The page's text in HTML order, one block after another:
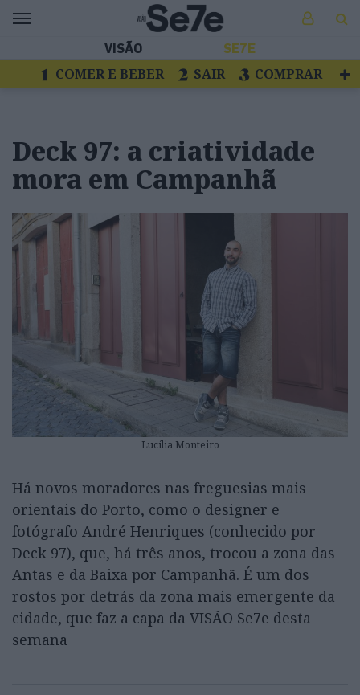
VISÃO SE7E
COMER E BEBER SAIR
COMPRAR
Deck 97: a criatividade
mora em Campanhã
Lucília Monteiro
Há novos moradores nas freguesias mais
orientais do Porto, como o designer e
fotógrafo André Henriques (conhecido por
Deck 97), que, há três anos, trocou a zona das
Antas e da Baixa por Campanhã. É um dos
rostos por detrás da zona mais emergente da
cidade, que faz a capa da VISÃO Se7e desta
semana